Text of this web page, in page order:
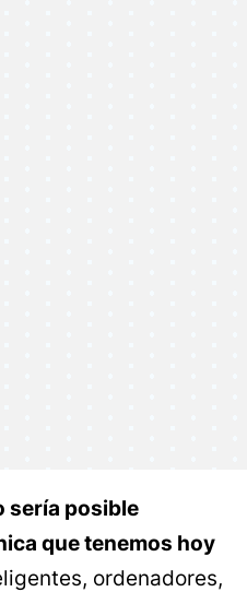
sería posible
que tenemos hoy
ordenadores,